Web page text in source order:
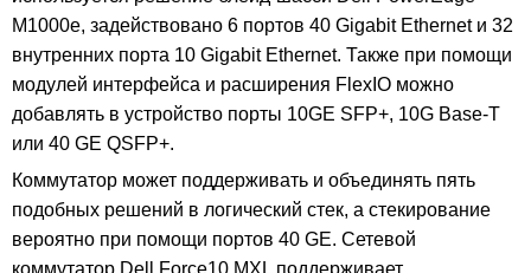
M1000e, задействовано 6 портов 40 Gigabit Ethernet и 32
внутренних порта 10 Gigabit Ethernet. Также при помощи
модулей интерфейса и расширения FlexIO можно
добавлять в устройство порты 10GE SFP+, 10G Base-T
или 40 GE QSFP+.
Коммутатор может поддерживать и объединять пять
подобных решений в логический стек, а стекирование
вероятно при помощи портов 40 GE. Сетевой
коммутатор Dell Force10 MXL поддерживает